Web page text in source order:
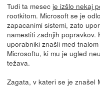
Tudi ta mesec je izšlo nekaj
rootkitom. Microsoft se je
zapacanimi sistemi, zato
namestiti zadnjih
uporabniki znašli med
Microsoftu, ki mu je ugled
težava.
Zagata, v kateri se je znašel